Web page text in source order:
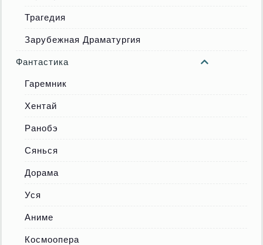
Трагедия
Зарубежная Драматургия
Фантастика
Гаремник
Хентай
Ранобэ
Сянься
Дорама
Уся
Аниме
Космоопера